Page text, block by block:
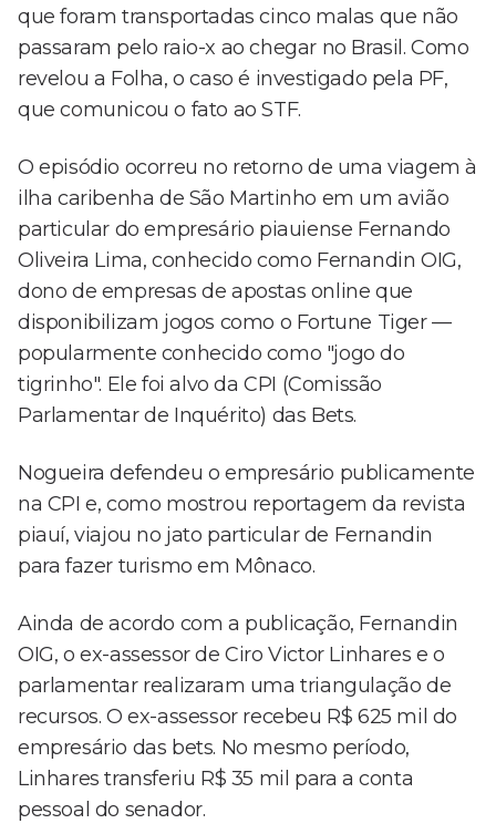
que foram transportadas cinco malas que não
passaram pelo raio-x ao chegar no Brasil. Como
revelou a Folha, o caso é investigado pela PF,
que comunicou o fato ao STF.
O episódio ocorreu no retorno de uma viagem à
ilha caribenha de São Martinho em um avião
particular do empresário piauiense Fernando
Oliveira Lima, conhecido como Fernandin OIG,
dono de empresas de apostas online que
disponibilizam jogos como o Fortune Tiger —
popularmente conhecido como "jogo do
tigrinho". Ele foi alvo da CPI (Comissão
Parlamentar de Inquérito) das Bets.
Nogueira defendeu o empresário publicamente
na CPI e, como mostrou reportagem da revista
piauí, viajou no jato particular de Fernandin
para fazer turismo em Mônaco.
Ainda de acordo com a publicação, Fernandin
OIG, o ex-assessor de Ciro Victor Linhares e o
parlamentar realizaram uma triangulação de
recursos. O ex-assessor recebeu R$ 625 mil do
empresário das bets. No mesmo período,
Linhares transferiu R$ 35 mil para a conta
pessoal do senador.